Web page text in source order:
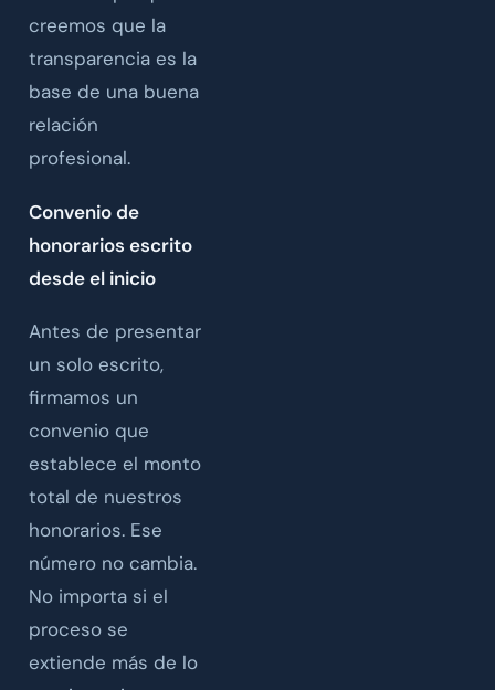
creemos que la
transparencia es la
base de una buena
relación
profesional.
Convenio de
honorarios escrito
desde el inicio
Antes de presentar
un solo escrito,
firmamos un
convenio que
establece el monto
total de nuestros
honorarios. Ese
número no cambia.
No importa si el
proceso se
extiende más de lo